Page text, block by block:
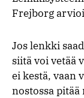
Frejborg
Jos lenkki
siitä voi vetää
ei kestä, vaan
nostossa